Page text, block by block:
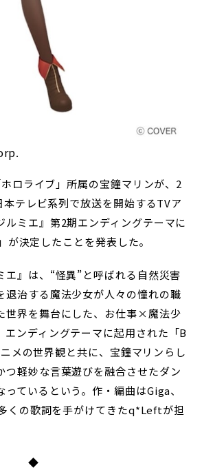
ロライブ」所属の宝鐘マリンが、2
テレビ系列で放送を開始するTVア
ルミエ』第2期エンディングテーマに
決定したことを発表した。
エ』は、“怪異”と呼ばれる自然災害
退治する魔法少女が人々の憧れの職
世界を舞台にした、お仕事×魔法少
エンディングテーマに起用された「B
メの世界観と共に、宝鐘マリンらし
つ軽妙な言葉遊びを融合させたダン
ているという。作・編曲はGiga、
くの歌詞を手がけてきたq*Leftが担
◆